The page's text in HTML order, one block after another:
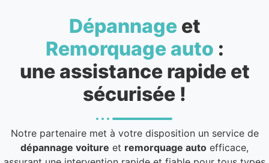
Dépannageet
Remorquage auto :
une assistance rapide et
sécurisée !
Notre partenaire met à votre disposition un service de
dépannage voiture et remorquage auto efficace,